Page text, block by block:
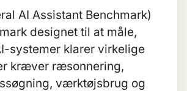
AI Assistant Benchmark)
designet til at måle,
systemer klarer virkelige
kræver ræsonnering,
værktøjsbrug og